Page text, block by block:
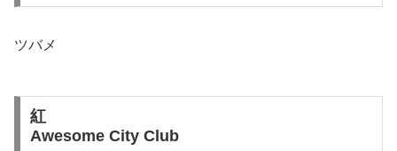
ツバメ
紅
Awesome City Club